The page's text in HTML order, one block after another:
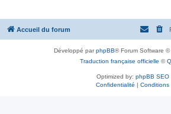
Accueil du forum
Développé parphpBB® Forum Software ©
Traduction française officielle ©
Optimized by: phpBB SEO
Confidentialité | Conditions